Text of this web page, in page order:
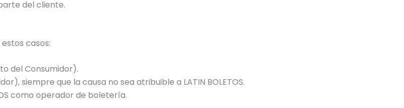
del cliente.
casos:
del Consumidor).
siempre que la causa no sea atribuible a LATIN BOLETOS.
como operador de boletería.